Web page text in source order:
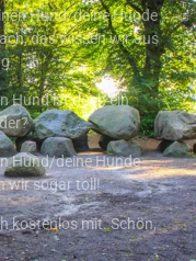
Hund/deine Hunde
das wissen wir aus
Hund ist doch ein
Hund/deine Hunde
wir sogar toll!
kostenlos mit. Schön,